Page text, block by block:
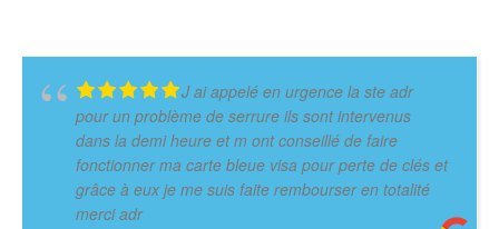
J ai appelé en urgence la ste adr
pour un problème de serrure ils sont intervenus
dans la demi heure et m ont conseillé de faire
fonctionner ma carte bleue visa pour perte de clés et
grâce à eux je me suis faite rembourser en totalité
merci adr